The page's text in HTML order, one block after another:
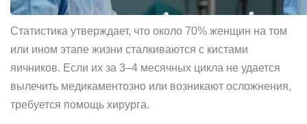
Статистика утверждает, что около 70% женщин на том
или ином этапе жизни сталкиваются с кистами
яичников. Если их за 3–4 месячных цикла не удается
вылечить медикаментозно или возникают осложнения,
требуется помощь хирурга.